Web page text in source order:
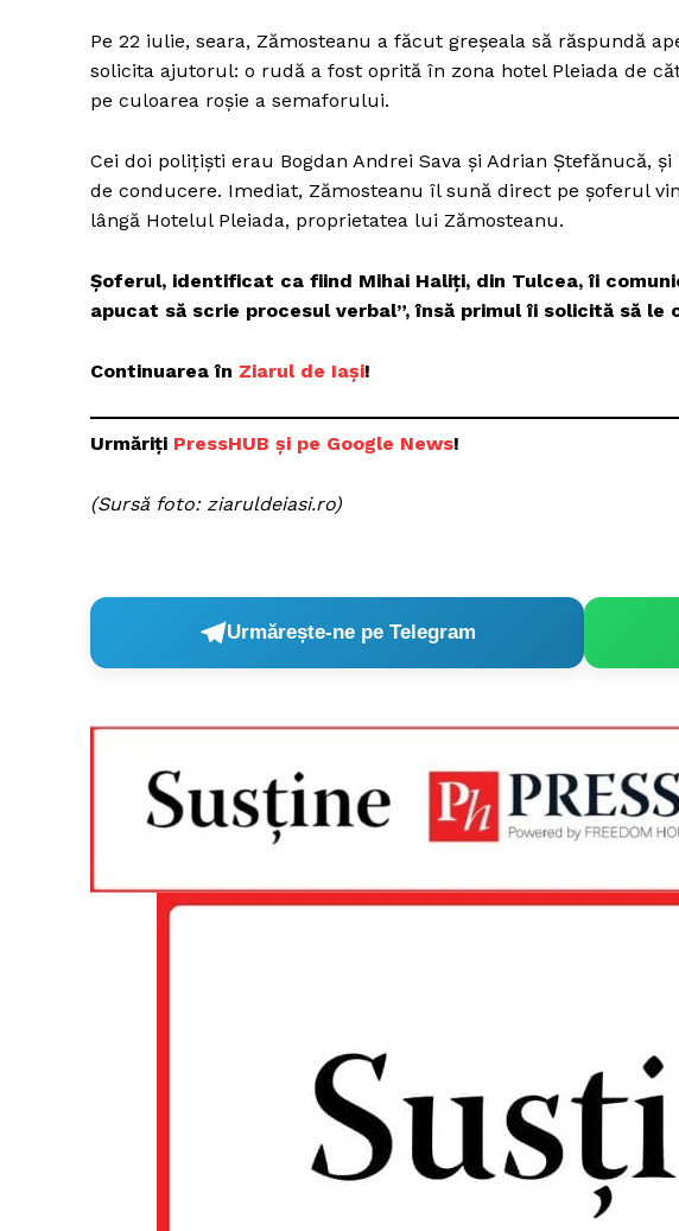
Pe 22 iulie, seara, Zămosteanu a făcut greşeala să răspundă
solicita ajutorul: o rudă a fost oprită în zona hotel Pleiada de
pe culoarea roşie a semaforului.
Cei doi poliţişti erau Bogdan Andrei Sava şi Adrian Ştefănucă,
de conducere. Imediat, Zămosteanu îl sună direct pe şoferul
lângă Hotelul Pleiada, proprietatea lui Zămosteanu.
Şoferul, identificat ca fiind Mihai Haliţi, din Tulcea, îi
apucat să scrie procesul verbal”, însă primul îi solicită să le
Continuarea în Ziarul de Iași!
Urmăriți PressHUB și pe Google News!
(Sursă foto: ziaruldeiasi.ro)
Urmărește-ne pe Telegram